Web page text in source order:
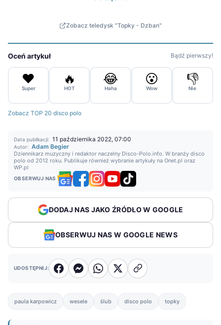
Zobacz teledysk "Topky - Dzban"
Oceń artykuł Bądź pierwszy!
❤️
Super
🔥
HOT
😂
Haha
😮
Wow
👎
Nie
Zobacz TOP 20 disco polo
Data publikacji: 11 października 2022, 07:00
Autor: Adam Begier
Dziennikarz muzyczny i redaktor naczelny Disco-Polo.info. W branży disco
polo od 2012 roku. Publikuje również wybranie artykuły na Onet.pl oraz
WP.pl
OBSERWUJ NAS
DODAJ NAS JAKO ŹRÓDŁO W GOOGLE
OBSERWUJ NAS W GOOGLE NEWS
UDOSTĘPNIJ:
paula karpowicz wesele ślub disco polo topky